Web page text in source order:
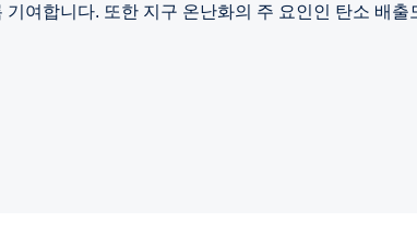
여합니다. 또한 지구 온난화의 주 요인인 탄소 배출